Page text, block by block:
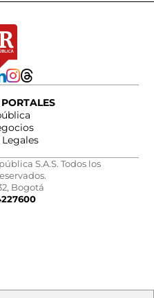
S.A.S. Todos los
Bogotá